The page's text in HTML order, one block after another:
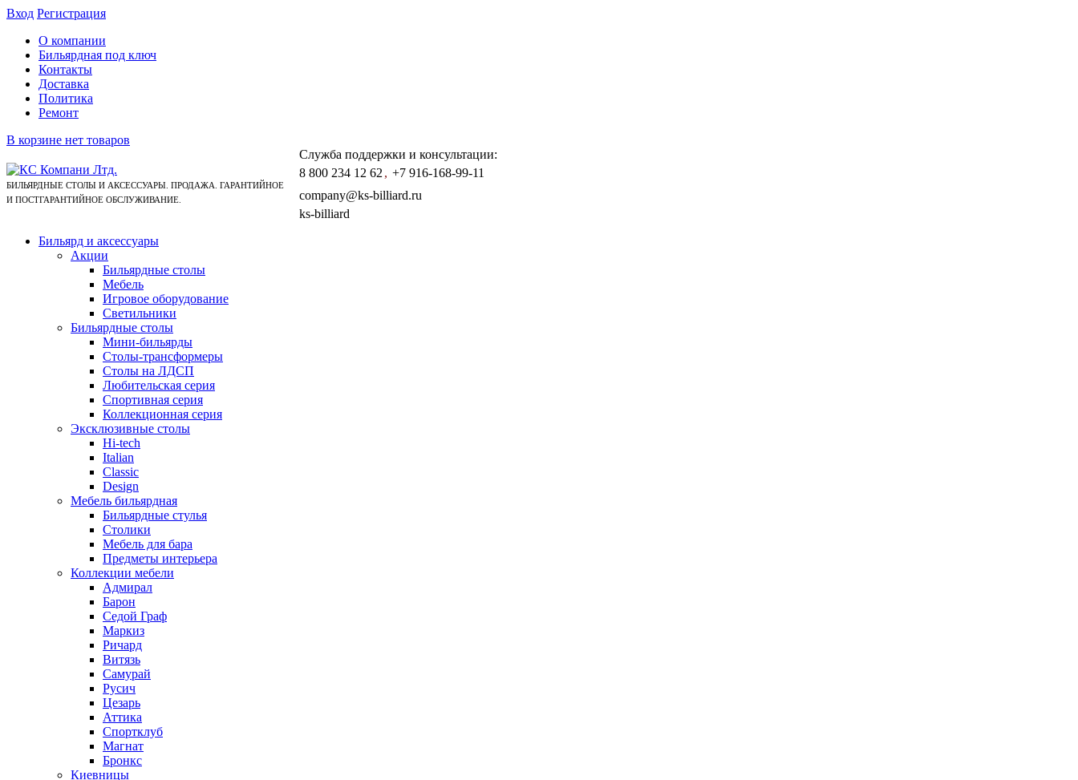
Вход Регистрация
О компании
Бильярдная под ключ
Контакты
Доставка
Политика
Ремонт
В корзине нет товаров
БИЛЬЯРДНЫЕ СТОЛЫ И АКСЕССУАРЫ. ПРОДАЖА. ГАРАНТИЙНОЕ
И ПОСТГАРАНТИЙНОЕ ОБСЛУЖИВАНИЕ.
Cлужба поддержки и консультации:
8 800 234 12 62 , +7 916-168-99-11
company@ks-billiard.ru
ks-billiard
Бильярд и аксессуары
Акции
Бильярдные столы
Мебель
Игровое оборудование
Светильники
Бильярдные столы
Мини-бильярды
Столы-трансформеры
Столы на ЛДСП
Любительская серия
Спортивная серия
Коллекционная серия
Эксклюзивные столы
Hi-tech
Italian
Сlassic
Design
Мебель бильярдная
Бильярдные стулья
Столики
Мебель для бара
Предметы интерьера
Коллекции мебели
Адмирал
Барон
Седой Граф
Маркиз
Ричард
Витязь
Самурай
Русич
Цезарь
Аттика
Спортклуб
Магнат
Бронкс
Киевницы